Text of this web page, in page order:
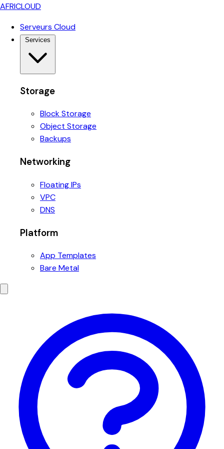
AFRICLOUD
Serveurs Cloud
Services
Storage
Block Storage
Object Storage
Backups
Networking
Floating IPs
VPC
DNS
Platform
App Templates
Bare Metal